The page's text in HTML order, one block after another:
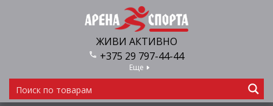
ЖИВИ АКТИВНО
+375 29 797-44-44
Еще